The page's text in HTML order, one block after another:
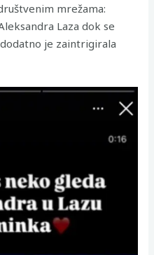
mrežama:
Laza dok se
je zaintrigirala